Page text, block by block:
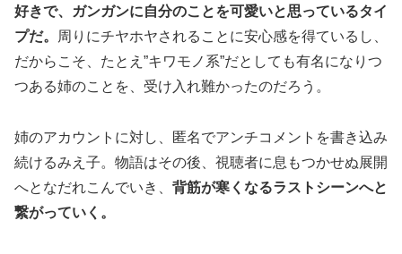
好きで、ガンガンに自分のことを可愛いと思っているタイ
プだ。
周りにチヤホヤされることに安心感を得ているし、
だからこそ、たとえ”キワモノ系”だとしても有名になりつ
つある姉のことを、受け入れ難かったのだろう。
姉のアカウントに対し、匿名でアンチコメントを書き込み
続けるみえ子。物語はその後、視聴者に息もつかせぬ展開
へとなだれこんでいき、 背筋が寒くなるラストシーンへと
繋がっていく。